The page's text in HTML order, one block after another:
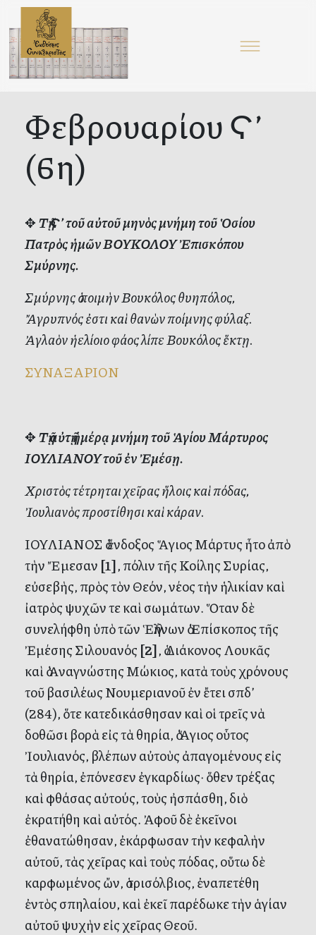
Φεβρουαρίου Ϛ’
(6η)
✥Τῇ Ϛ’ τοῦ αὐτοῦ μηνὸς μνήμη τοῦ Ὁσίου
Πατρὸς ἡμῶν ΒΟΥΚΟΛΟΥ Ἐπισκόπου
Σμύρνης.
Σμύρνης ὁ ποιμὴν Βουκόλος θυηπόλος,
Ἄγρυπνός ἐστι καὶ θανὼν ποίμνης φύλαξ.
Ἀγλαὸν ἡελίοιο φάος λίπε Βουκόλος ἕκτῃ.
ΣΥΝΑΞΑΡΙΟΝ
✥Τῇ αὐτῇ ἡμέρᾳ μνήμη τοῦ Ἁγίου Μάρτυρος
ΙΟΥΛΙΑΝΟΥ τοῦ ἐν Ἐμέσῃ.
Χριστὸς τέτρηται χεῖρας ἥλοις καὶ πόδας,
Ἰουλιανὸς προστίθησι καὶ κάραν.
ΙΟΥΛΙΑΝΟΣ ὁ ἔνδοξος Ἅγιος Μάρτυς ἦτο ἀπὸ
τὴν Ἔμεσαν [1], πόλιν τῆς Κοίλης Συρίας,
εὐσεβὴς, πρὸς τὸν Θεόν, νέος τὴν ἡλικίαν καὶ
ἰατρὸς ψυχῶν τε καὶ σωμάτων. Ὅταν δὲ
συνελήφθη ὑπὸ τῶν Ἑλλήνων ὁ Ἐπίσκοπος τῆς
Ἐμέσης Σιλουανός [2], ὁ Διάκονος Λουκᾶς
καὶ ὁ Ἀναγνώστης Μώκιος, κατὰ τοὺς χρόνους
τοῦ βασιλέως Νουμεριανοῦ ἐν ἔτει σπδ’
(284), ὅτε κατεδικάσθησαν καὶ οἱ τρεῖς νὰ
δοθῶσι βορὰ εἰς τὰ θηρία, ὁ Ἅγιος οὗτος
Ἰουλιανός, βλέπων αὐτοὺς ἀπαγομένους εἰς
τὰ θηρία, ἐπόνεσεν ἐγκαρδίως· ὅθεν τρέξας
καὶ φθάσας αὐτούς, τοὺς ἠσπάσθη, διὸ
ἐκρατήθη καὶ αὐτός. Ἀφοῦ δὲ ἐκεῖνοι
ἐθανατώθησαν, ἐκάρφωσαν τὴν κεφαλὴν
αὐτοῦ, τὰς χεῖρας καὶ τοὺς πόδας, οὕτω δὲ
καρφωμένος ὤν, ὁ τρισόλβιος, ἐναπετέθη
ἐντὸς σπηλαίου, καὶ ἐκεῖ παρέδωκε τὴν ἁγίαν
αὐτοῦ ψυχὴν εἰς χεῖρας Θεοῦ.